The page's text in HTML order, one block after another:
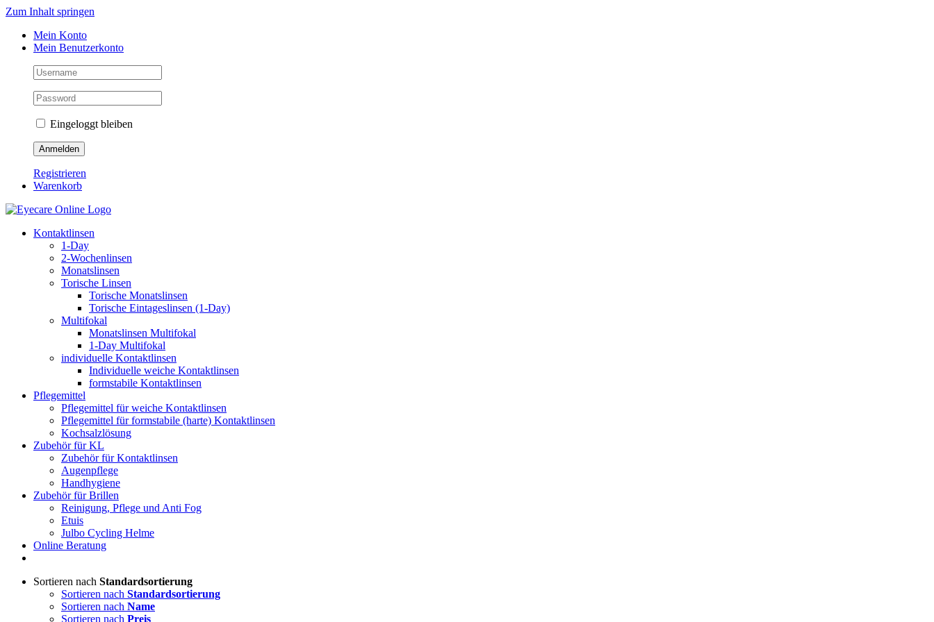
Zum Inhalt springen
Mein Konto
Mein Benutzerkonto
Eingeloggt bleiben
Registrieren
Warenkorb
Kontaktlinsen
1-Day
2-Wochenlinsen
Monatslinsen
Torische Linsen
Torische Monatslinsen
Torische Eintageslinsen (1-Day)
Multifokal
Monatslinsen Multifokal
1-Day Multifokal
individuelle Kontaktlinsen
Individuelle weiche Kontaktlinsen
formstabile Kontaktlinsen
Pflegemittel
Pflegemittel für weiche Kontaktlinsen
Pflegemittel für formstabile (harte) Kontaktlinsen
Kochsalzlösung
Zubehör für KL
Zubehör für Kontaktlinsen
Augenpflege
Handhygiene
Zubehör für Brillen
Reinigung, Pflege und Anti Fog
Etuis
Julbo Cycling Helme
Online Beratung
Sortieren nach Standardsortierung
Sortieren nach Standardsortierung
Sortieren nach Name
Sortieren nach Preis